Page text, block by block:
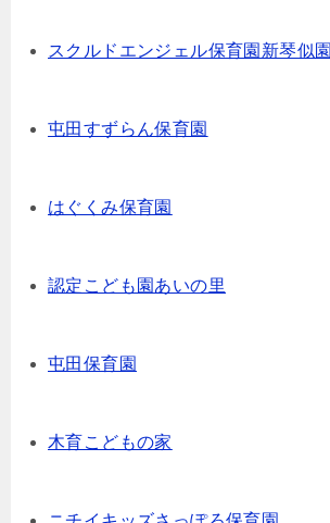
スクルドエンジェル保育園新琴似園
屯田すずらん保育園
はぐくみ保育園
認定こども園あいの里
屯田保育園
木育こどもの家